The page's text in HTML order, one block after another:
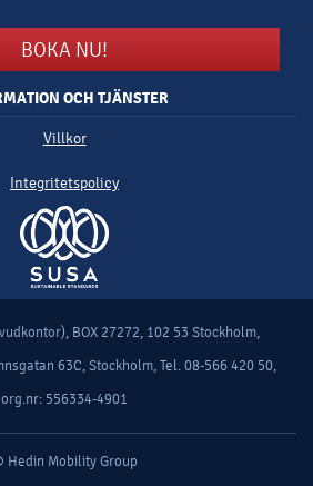
BOKA NU!
OCH TJÄNSTER
Villkor
Integritetspolicy
BOX 27272, 102 53 Stockholm,
63C, Stockholm, Tel. 08-566 420 50,
org.nr: 556334-4901
Hedin Mobility Group